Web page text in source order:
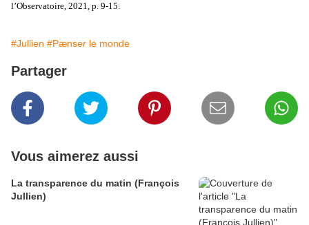
l’Observatoire, 2021, p. 9-15.
#Jullien #Pænser le monde
Partager
Vous aimerez aussi
La transparence du matin (François
Jullien)